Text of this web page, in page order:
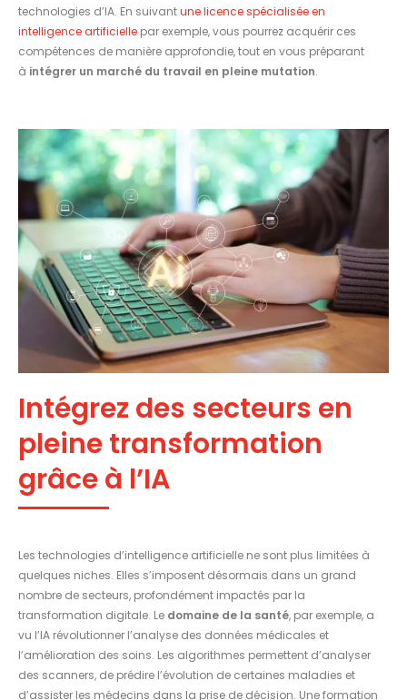
technologies d’IA. En suivantune licence spécialisée en
intelligence artificielle par exemple, vous pourrez acquérir ces
compétences de manière approfondie, tout en vous préparant
à intégrer un marché du travail en pleine mutation.
Intégrez des secteurs en
pleine transformation
grâce à l’IA
Les technologies d’intelligence artificielle ne sont plus limitées à
quelques niches. Elles s’imposent désormais dans un grand
nombre de secteurs, profondément impactés par la
transformation digitale. Le domaine de la santé, par exemple, a
vu l’IA révolutionner l’analyse des données médicales et
l’amélioration des soins. Les algorithmes permettent d’analyser
des scanners, de prédire l’évolution de certaines maladies et
d’assister les médecins dans la prise de décision. Une formation